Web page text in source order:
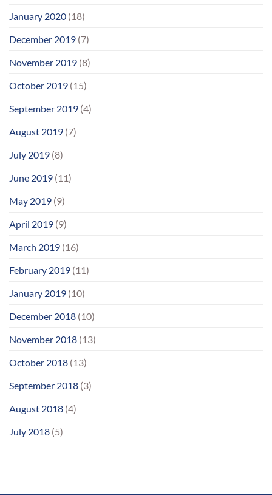
January 2020 (18)
December 2019 (7)
November 2019 (8)
October 2019 (15)
September 2019 (4)
August 2019 (7)
July 2019 (8)
June 2019 (11)
May 2019 (9)
April 2019 (9)
March 2019 (16)
February 2019 (11)
January 2019 (10)
December 2018 (10)
November 2018 (13)
October 2018 (13)
September 2018 (3)
August 2018 (4)
July 2018 (5)